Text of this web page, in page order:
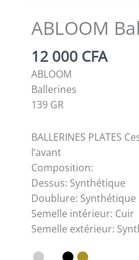
ABLOOM
12 000 CFA
ABLOOM
Ballerines
139 GR
BALLERINES PLATES
l’avant
Composition:
Dessus: Synthétique
Doublure: Synthétique
Semelle intérieur: Cuir
Semelle extérieur: